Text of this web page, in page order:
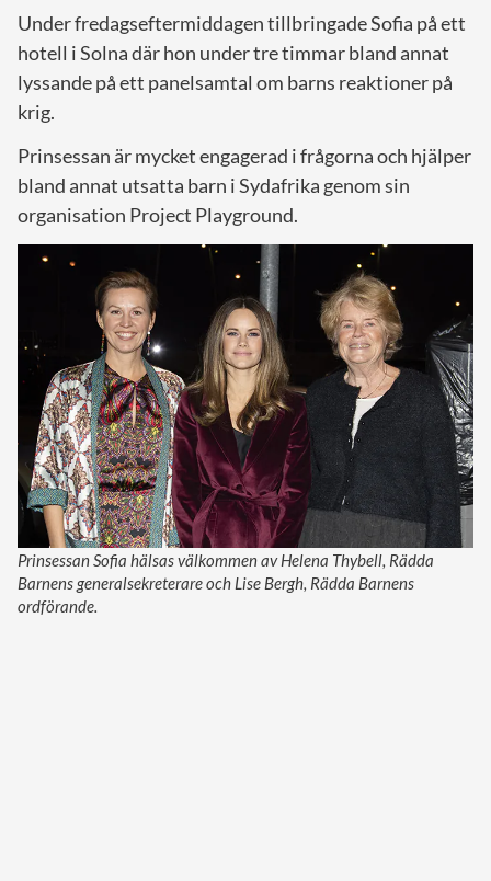
Under fredagseftermiddagen tillbringade Sofia på ett
hotell i Solna där hon under tre timmar bland annat
lyssande på ett panelsamtal om barns reaktioner på
krig.
Prinsessan är mycket engagerad i frågorna och hjälper
bland annat utsatta barn i Sydafrika genom sin
organisation Project Playground.
Prinsessan Sofia hälsas välkommen av Helena Thybell, Rädda
Barnens generalsekreterare och Lise Bergh, Rädda Barnens
ordförande.